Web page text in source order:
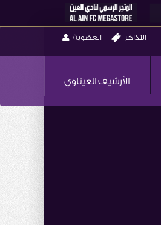
التذاكر العضوية
الأرشيف العيناوي